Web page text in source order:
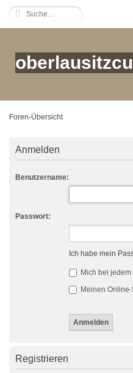
Foren-Übersicht
Anmelden
Benutzername:
Passwort:
Ich habe mein
Mich bei
Meinen
Registrieren